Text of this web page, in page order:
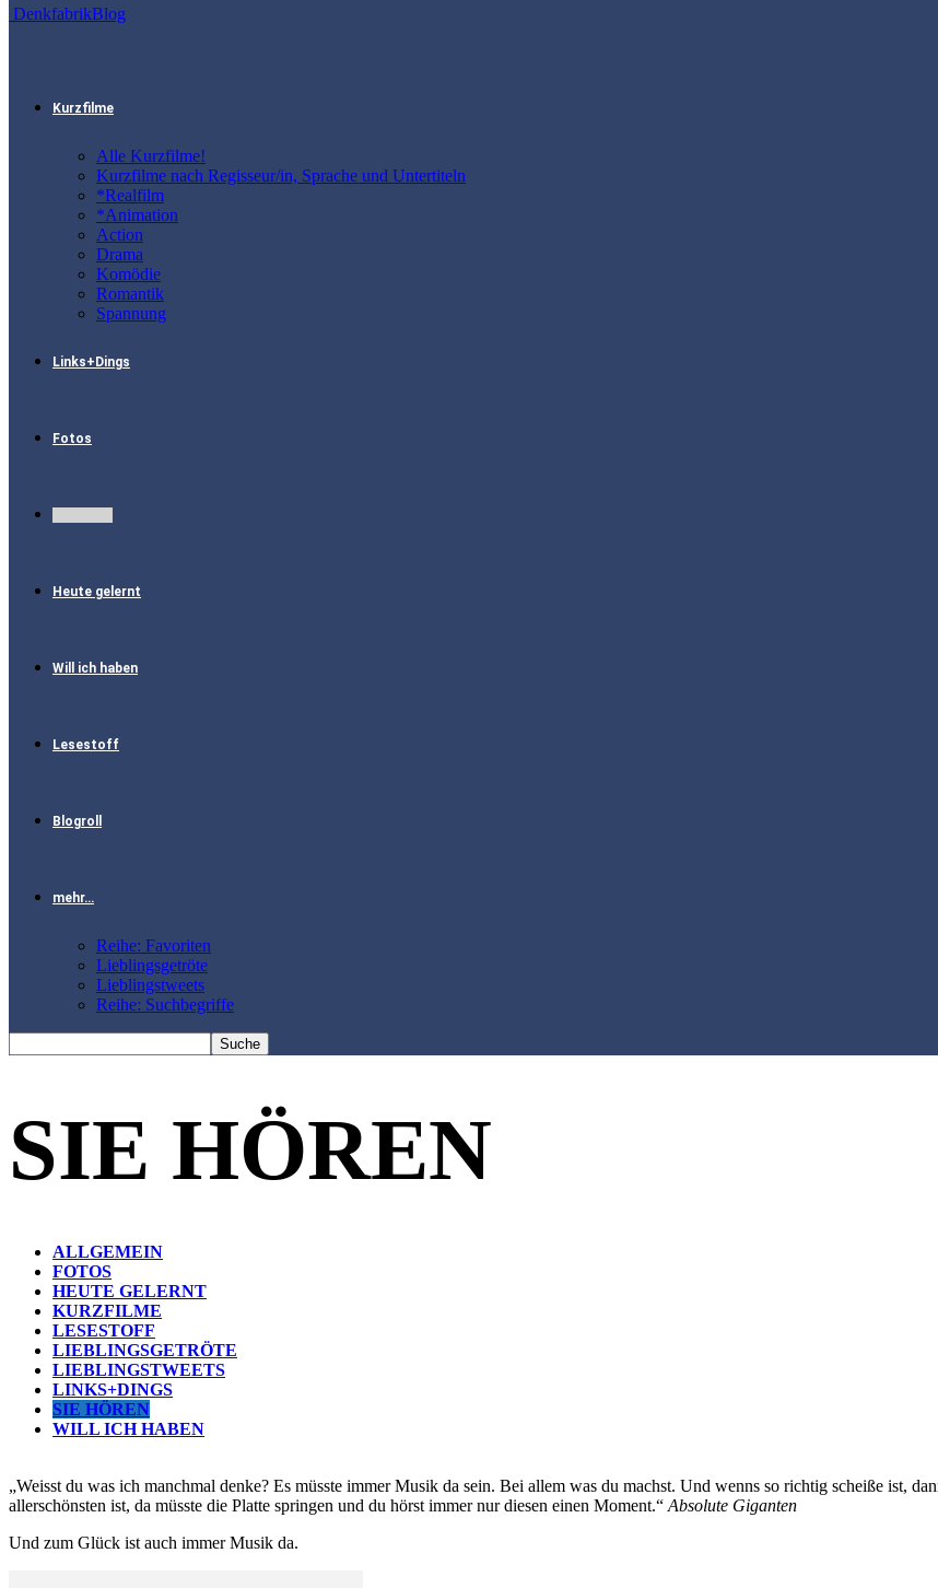
DenkfabrikBlog
Kurzfilme
Alle Kurzfilme!
Kurzfilme nach Regisseur/in, Sprache und Untertiteln
*Realfilm
*Animation
Action
Drama
Komödie
Romantik
Spannung
Links+Dings
Fotos
Heute gelernt
Will ich haben
Lesestoff
Blogroll
mehr…
Reihe: Favoriten
Lieblingsgetröte
Lieblingstweets
Reihe: Suchbegriffe
SIE HÖREN
ALLGEMEIN
FOTOS
HEUTE GELERNT
KURZFILME
LESESTOFF
LIEBLINGSGETRÖTE
LIEBLINGSTWEETS
LINKS+DINGS
SIE HÖREN
WILL ICH HABEN
„Weisst du was ich manchmal denke? Es müsste immer Musik da sein. Bei allem was du machst. Und wenns so richtig scheiße ist,
allerschönsten ist, da müsste die Platte springen und du hörst immer nur diesen einen Moment.“ Absolute Giganten
Und zum Glück ist auch immer Musik da.